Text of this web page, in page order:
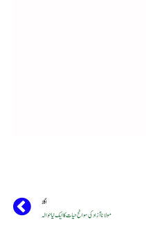
اگلا
مولانا آزاد کی سوانح حیات کا ایک نیا حوالہ